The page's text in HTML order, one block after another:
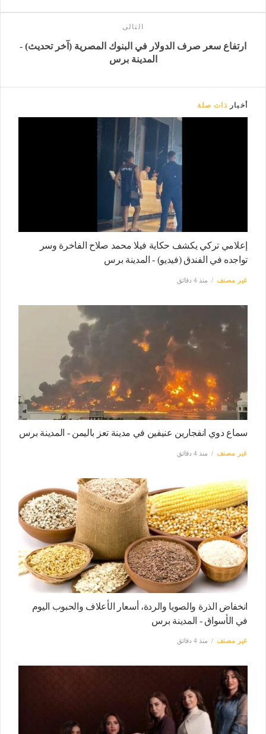
التالى
ارتفاع سعر صرف الدولار في البنوك المصرية (آخر تحديث) -
المدينة برس
أخبار ذات صلة
إعلامي تركي يكشف حكاية فيلا محمد صلاح الفاخرة وسر
تواجده في الفندق (فيديو) - المدينة برس
غير مصنف منذ 4 دقائق
سماع دوي انفجارين عنيفين في مدينة تعز باليمن - المدينة برس
غير مصنف منذ 4 دقائق
انخفاض الذرة والصويا والردة، أسعار الأعلاف والحبوب اليوم
في الأسواق - المدينة برس
غير مصنف منذ 4 دقائق